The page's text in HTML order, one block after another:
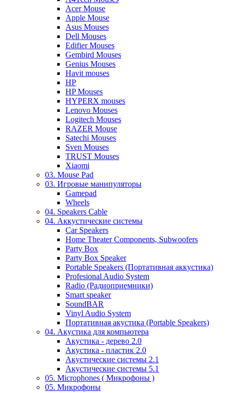
Acer Mouse
Apple Mouse
Asus Mouses
Dell Mouses
Edifier Mouses
Gembird Mouses
Genius Mouses
Havit mouses
HP
HP Mouses
HYPERX mouses
Lenovo Mouses
Logitech Mouses
RAZER Mouse
Satechi Mouses
Sven Mouses
TRUST Mouses
Xiaomi
03. Mouse Pad
03. Игровые манипуляторы
Gamepad
Wheels
04. Speakers Cable
04. Аккустические системы
Car Speakers
Home Theater Components, Subwoofers
Party Box
Party Box Speaker
Portable Speakers (Портативная аккустика)
Profesional Audio System
Radio (Радиоприемники)
Smart speaker
SoundBAR
Vinyl Audio System
Портативная акустика (Portable Speakers)
04. Акустика для компьютера
Акустика - дерево 2.0
Акустика - пластик 2.0
Акустические системы 2.1
Акустические системы 5.1
05. Microphones ( Микрофоны )
05. Микрофоны